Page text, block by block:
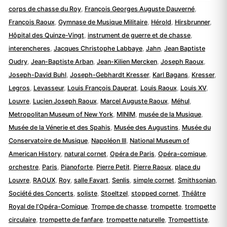
corps de chasse du Roy, François Georges Auguste Dauverné,
François Raoux, Gymnase de Musique Militaire, Hérold Hirsbrunner,
Hôpital des Quinze-Vingt instrument de guerre et de chasse,
interencheres Jacques Christophe Labbaye, Jahn, Jean Baptiste
Oudry, Jean-Baptiste Arban, Jean-Kilien Mercken, Joseph Raoux,
Joseph-David Buhl, Joseph-Gebhardt Kresser, Karl Bagans Kresser,
Legros Levasseur, Louis François Dauprat Louis Raoux, Louis XV,
Louvre, Lucien Joseph Raoux, Marcel Auguste Raoux, Méhul,
Metropolitan Museum of New York, MINIM, musée de la Musique,
Musée de la Vénerie et des Spahis Musée des Augustins Musée du
Conservatoire de Musique, Napoléon III, National Museum of
American History, natural cornet Opéra de Paris Opéra-comique,
orchestre, Paris Pianoforte, Pierre Petit Pierre Raoux, place du
Louvre, RAOUX, Roy, salle Favart Senlis simple cornet Smithsonian,
Société des Concerts soliste, Stoeltzel, stopped cornet Théâtre
Royal de l’Opéra-Comique, Trompe de chasse, trompette, trompette
circulaire, trompette de fanfare, trompette naturelle, Trompettiste,